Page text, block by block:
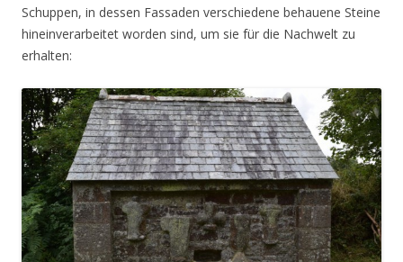
Schuppen, in dessen Fassaden verschiedene behauene Steine
hineinverarbeitet worden sind, um sie für die Nachwelt zu
erhalten: